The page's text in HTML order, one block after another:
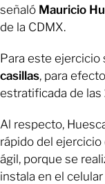
señaló Mauricio
de la CDMX.
Para este ejercicio
casillas, para
estratificada de las
Al respecto,
rápido del
ágil, porque se
instala en el